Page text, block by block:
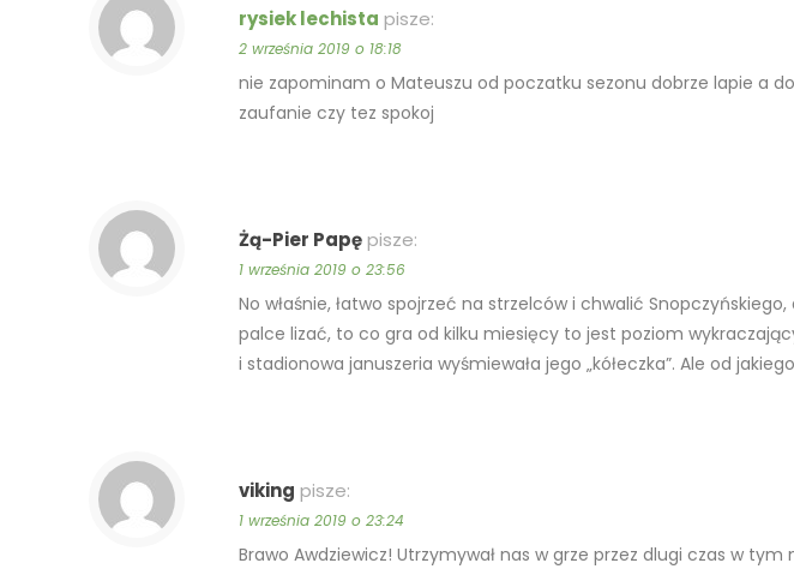
rysiek lechista pisze:
2 września 2019 o 18:18
nie zapominam o Mateuszu od poczatku sezonu dobrze lapie a
zaufanie czy tez spokoj
Żą-Pier Papępisze:
1 września 2019 o 23:56
No właśnie, łatwo spojrzeć na strzelców i chwalić
palce lizać, to co gra od kilku miesięcy to jest poziom
i stadionowa januszeria wyśmiewała jego „kółeczka”. Ale od
viking pisze:
1 września 2019 o 23:24
Brawo Awdziewicz! Utrzymywał nas w grze przez dlugi czas w tym